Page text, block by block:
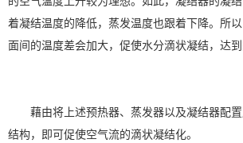
着凝结温度的降低，蒸发温度也跟着下降。所
面间的温度差会加大，促使水分滴状凝结，达到
藉由将上述预热器、蒸发器以及凝结器配置
结构，即可促使空气流的滴状凝结化。